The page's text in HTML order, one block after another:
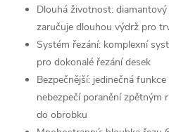
Dlouhá životnost:
zaručuje dlouhou výdrž pro
Systém řezání: komplexní
pro dokonalé řezání desek
Bezpečnější: jedinečná
nebezpečí poranění zpětným
do obrobku